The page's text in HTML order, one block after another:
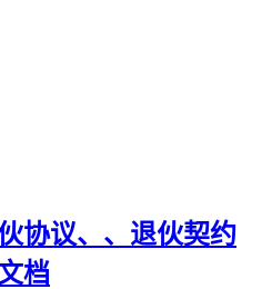
协议、、退伙契约
档